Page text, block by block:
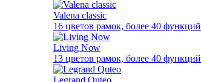
Valena classic
16 цветов рамок, более 40 функций
Living Now
13 цветов рамок, более 40 функций